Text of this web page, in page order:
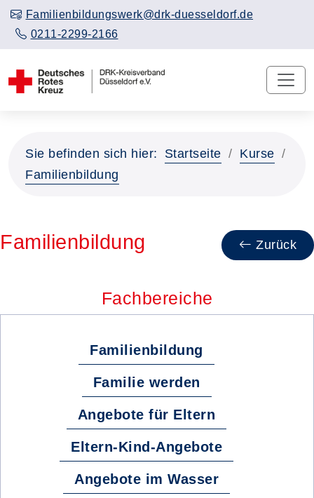
Familienbildungswerk@drk-duesseldorf.de
0211-2299-2166
Sie befinden sich hier: Startseite
Kurse
Familienbildung
Zurück
Familienbildung
Fachbereiche
Familienbildung
Familie werden
Angebote für Eltern
Eltern-Kind-Angebote
Angebote im Wasser